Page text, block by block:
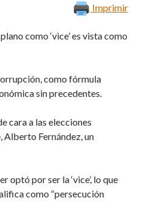
Imprimir
como ‘vice’ es vista como
como fórmula
sin precedentes.
cara a las elecciones
Alberto Fernández, un
optó por ser la ‘vice’, lo que
como “persecución